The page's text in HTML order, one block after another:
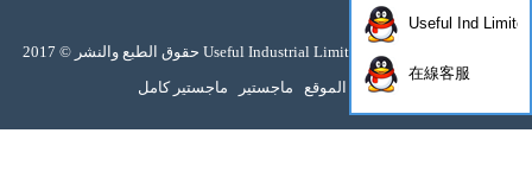
حقوق الطبع والنشر © 2017 Useful Industrial Limited جميع الحقوق محفوظة
خريطة الموقع ماجستير ماجستير كامل
Useful Ind Limited
在線客服